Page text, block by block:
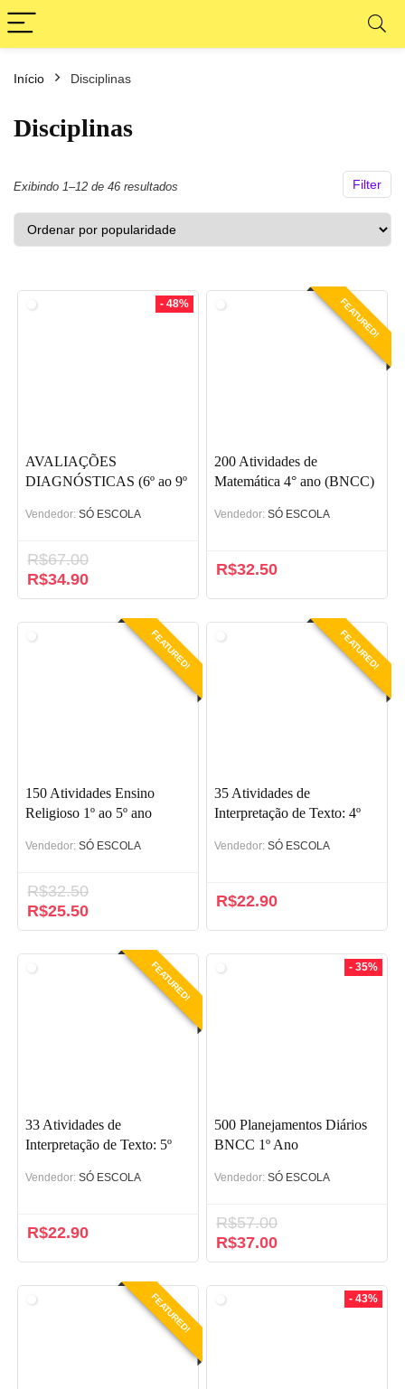
Início Disciplinas
Disciplinas
Filter
Exibindo 1–12 de 46 resultados
por
- 48%
AVALIAÇÕES
DIAGNÓSTICAS (6º ao 9º
Vendedor: SÓ ESCOLA
R$67.00
O
preço
R$34.90O
preço
FEATURED!
200 Atividades de
Matemática 4° ano (BNCC)
Vendedor: SÓ ESCOLA
R$32.50
FEATURED!
150 Atividades Ensino
Religioso 1º ao 5º ano
Vendedor: SÓ ESCOLA
R$32.50
O
preço
R$25.50O
preço
FEATURED!
35 Atividades de
Interpretação de Texto: 4º
Vendedor: SÓ ESCOLA
R$22.90
FEATURED!
33 Atividades de
Interpretação de Texto: 5º
Vendedor: SÓ ESCOLA
R$22.90
- 35%
500 Planejamentos Diários
BNCC 1º Ano
Vendedor: SÓ ESCOLA
R$57.00
O
preço
R$37.00O
preço
FEATURED! - 43%